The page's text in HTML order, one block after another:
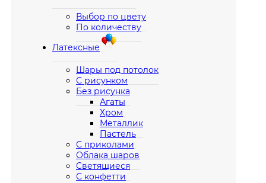
Выбор по цвету
По количеству
Латексные
Шары под потолок
С рисунком
Без рисунка
Агаты
Хром
Металлик
Пастель
С приколами
Облака шаров
Светящиеся
С конфетти